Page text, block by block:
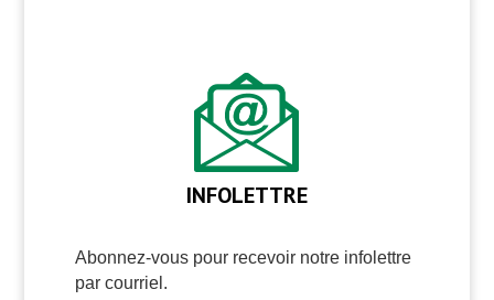
INFOLETTRE
Abonnez-vous pour recevoir notre infolettre
par courriel.